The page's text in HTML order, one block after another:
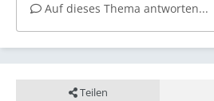
Auf dieses Thema antworten...
Teilen